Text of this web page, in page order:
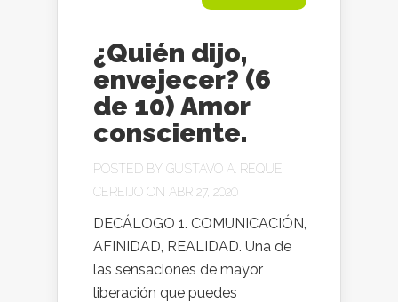
¿Quién dijo,
envejecer? (6
de 10) Amor
consciente.
POSTED BY GUSTAVO A. REQUE
CEREIJO ON ABR 27, 2020
DECÁLOGO 1. COMUNICACIÓN,
AFINIDAD, REALIDAD. Una de
las sensaciones de mayor
liberación que puedes